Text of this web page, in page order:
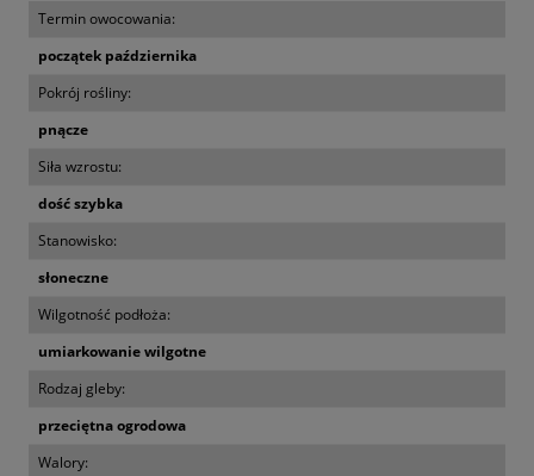
Termin owocowania:
początek października
Pokrój rośliny:
pnącze
Siła wzrostu:
dość szybka
Stanowisko:
słoneczne
Wilgotność podłoża:
umiarkowanie wilgotne
Rodzaj gleby:
przeciętna ogrodowa
Walory: